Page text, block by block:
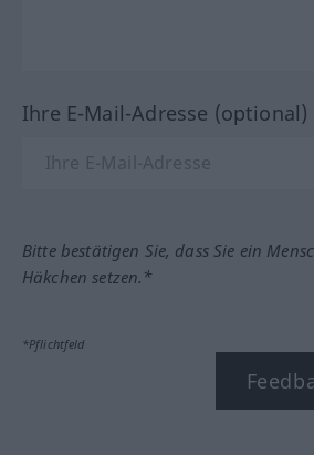
Ihre E-Mail-Adresse (optional)
Bitte bestätigen Sie, dass Sie ein
Häkchen setzen.*
*Pflichtfeld